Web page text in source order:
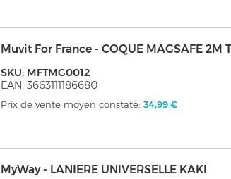
Muvit For France - COQUE MAGSAFE 2M
SKU: MFTMG0012
EAN: 3663111186680
Prix de vente moyen constaté:34,99 €
MyWay - LANIERE UNIVERSELLE KAKI